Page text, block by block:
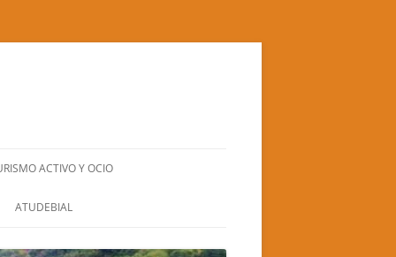
ACTIVO Y OCIO
BIERZO NATURA S.L.
ATUDEBIAL